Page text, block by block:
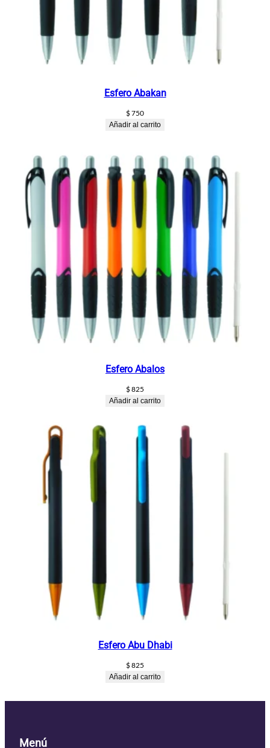
Esfero Abakan
$750
Añadir al carrito
Esfero Abalos
$825
Añadir al carrito
Esfero Abu Dhabi
$825
Añadir al carrito
Menú